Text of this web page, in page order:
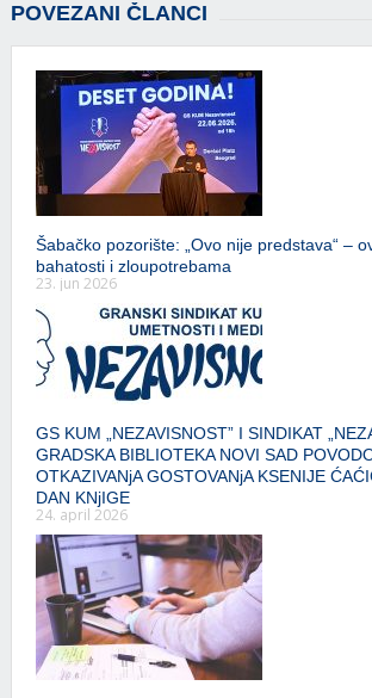
POVEZANI ČLANCI
Šabačko pozorište: „Ovo nije predstava“ –
bahatosti i zloupotrebama
23. jun 2026
GS KUM „NEZAVISNOST” I SINDIKAT
GRADSKA BIBLIOTEKA NOVI SAD
OTKAZIVANjA GOSTOVANjA KSENIJE
DAN KNjIGE
24. april 2026